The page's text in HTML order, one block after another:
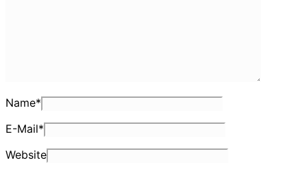
Name*
E-Mail*
Website